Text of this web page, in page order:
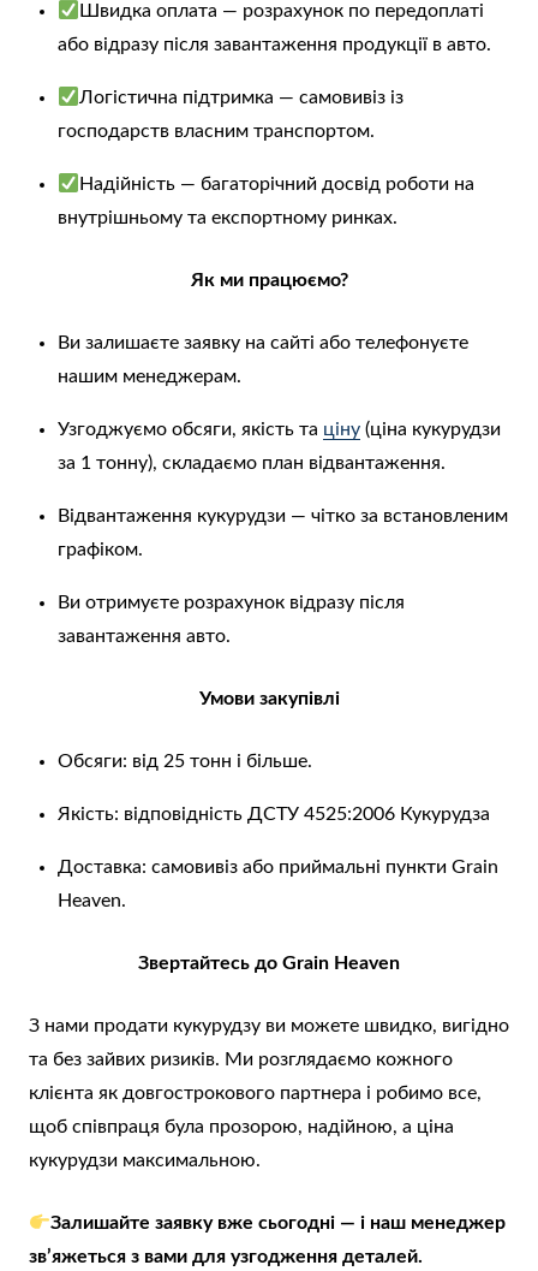
Швидка оплата — розрахунок по передоплаті
або відразу після завантаження продукції в авто.
Логістична підтримка — самовивіз із
господарств власним транспортом.
Надійність — багаторічний досвід роботи на
внутрішньому та експортному ринках.
Як ми працюємо?
Ви залишаєте заявку на сайті або телефонуєте
нашим менеджерам.
Узгоджуємо обсяги, якість та ціну (ціна кукурудзи
за 1 тонну), складаємо план відвантаження.
Відвантаження кукурудзи — чітко за встановленим
графіком.
Ви отримуєте розрахунок відразу після
завантаження авто.
Умови закупівлі
Обсяги: від 25 тонн і більше.
Якість: відповідність ДСТУ 4525:2006 Кукурудза
Доставка: самовивіз або приймальні пункти Grain
Heaven.
Звертайтесь до Grain Heaven
З нами продати кукурудзу ви можете швидко, вигідно
та без зайвих ризиків. Ми розглядаємо кожного
клієнта як довгострокового партнера і робимо все,
щоб співпраця була прозорою, надійною, а ціна
кукурудзи максимальною.
Залишайте заявку вже сьогодні — і наш менеджер
зв’яжеться з вами для узгодження деталей.